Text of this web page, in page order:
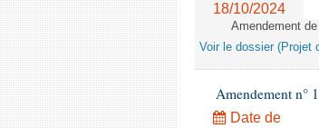
18/10/2024
Amendement
Voir le dossier (Projet
Amendement n°
Date de